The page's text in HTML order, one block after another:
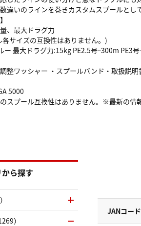
違いのラインを巻きカスタムスプールと
、最大ドラグ力
サイズの互換性はありません。)
ー 最大ドラグ力:15kg PE2.5号ｰ300m PE3号
整ワッシャー ・スプールバンド・取扱説明
5000
スプール互換性はありません。※最新の情
JANコード
ら探す
）